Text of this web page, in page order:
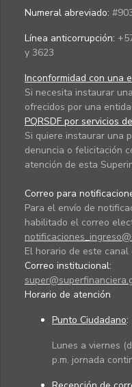
Numeral abreviado:
Línea anticorrupción:
y 3623
Inconformidad con una
Si necesita instaurar
ofrecidos por una
PQRSDF por servicios
Si quiere instaurar una
denuncia o felicitación
atención de esta
Correo para
Para el envío de
habilitado el correo
El horario de este canal
Correo institucional:
Horario de atención
Punto Ciudadano:
Lunes a viernes
p.m. jornada